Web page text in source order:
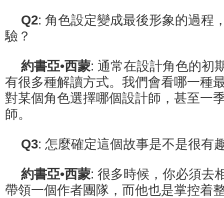
Q2: 角色設定變成最後形象的過程
驗？
約書亞•西蒙: 通常在設計角色的初
有很多種解讀方式。我們會看哪一種
對某個角色選擇哪個設計師，甚至一
師。
Q3: 怎麼確定這個故事是不是很有
約書亞•西蒙: 很多時候，你必須去
帶領一個作者團隊，而他也是掌控着